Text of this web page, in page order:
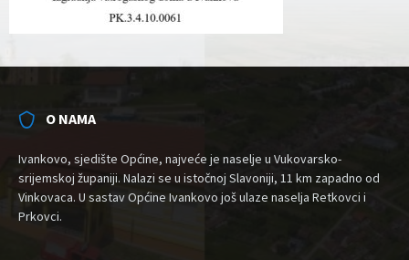
O NAMA
Ivankovo, sjedište Općine, najveće je naselje u Vukovarsko-
srijemskoj županiji. Nalazi se u istočnoj Slavoniji, 11 km zapadno od
Vinkovaca. U sastav Općine Ivankovo još ulaze naselja Retkovci i
Prkovci.